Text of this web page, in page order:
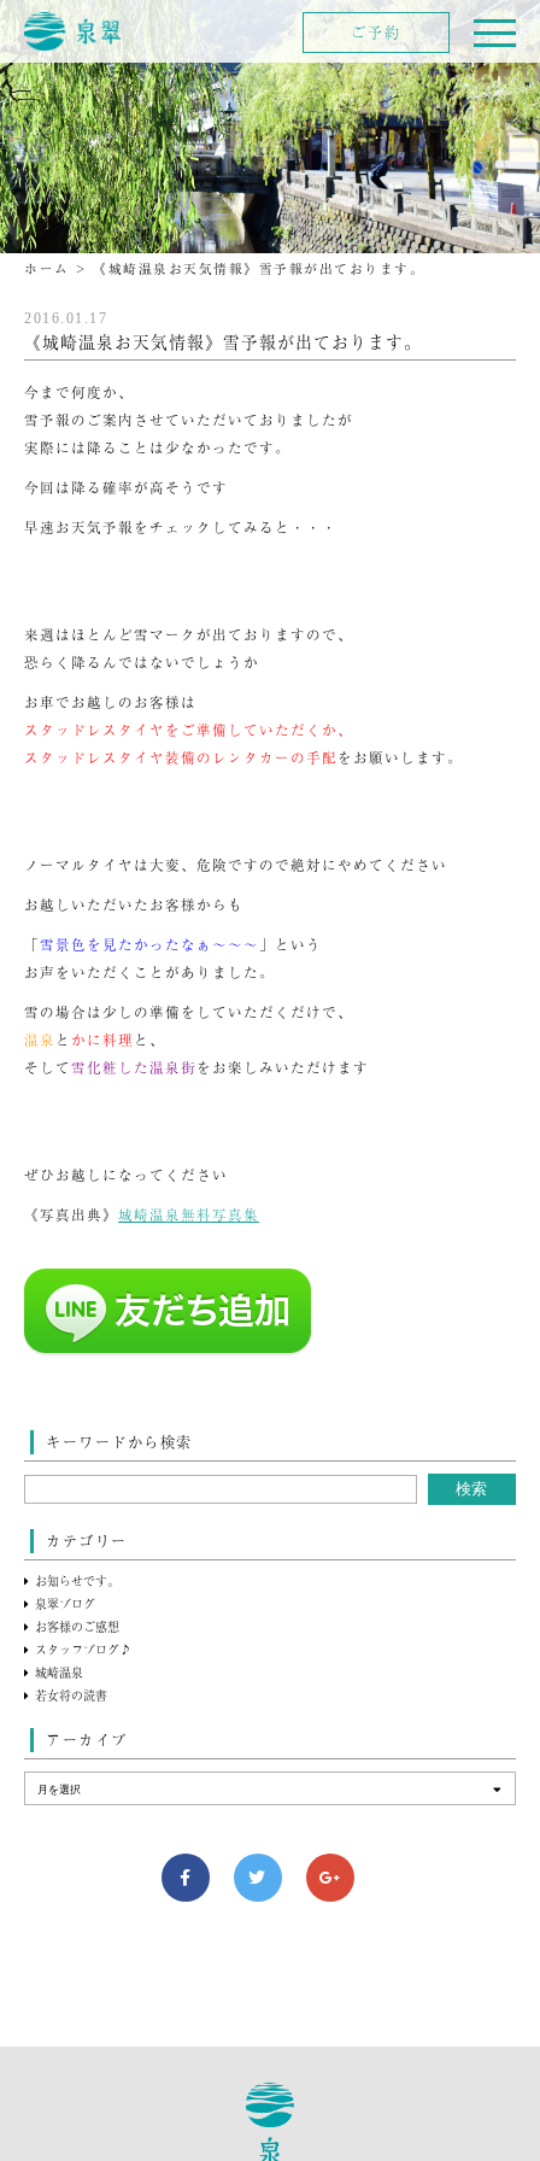
ホーム > 《城崎温泉お天気情報》雪予報が出ております。
2016.01.17
《城崎温泉お天気情報》雪予報が出ております。
今まで何度か、
雪予報のご案内させていただいておりましたが
実際には降ることは少なかったです。
今回は降る確率が高そうです
早速お天気予報をチェックしてみると・・・
来週はほとんど雪マークが出ておりますので、
恐らく降るんではないでしょうか
お車でお越しのお客様は
スタッドレスタイヤをご準備していただくか、
スタッドレスタイヤ装備のレンタカーの手配 をお願いします。
ノーマルタイヤは大変、危険ですので絶対にやめてください
お越しいただいたお客様からも
「雪景色を見たかったなぁ～～～ 」という
お声をいただくことがありました。
雪の場合は少しの準備をしていただくだけで、
温泉 と かに料理 と、
そして雪化粧した温泉街 をお楽しみいただけます
ぜひお越しになってください
《写真出典》 城崎温泉無料写真集
キーワードから検索
カテゴリー
お知らせです。
泉翠ブログ
お客様のご感想
スタッフブログ♪
城崎温泉
若女将の読書
アーカイブ
ご予約